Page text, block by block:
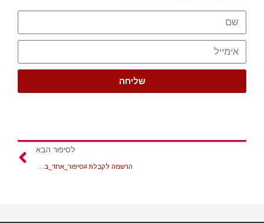
שליחה
לסיפור הבא